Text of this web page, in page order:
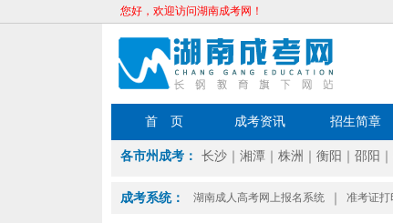
您好，欢迎访问湖南成考网！
首 页 成考资讯 招生简章
各市州成考： 长沙 湘潭 株洲 衡阳 邵阳
成考系统： 湖南成人高考网上报名系统 准考证打